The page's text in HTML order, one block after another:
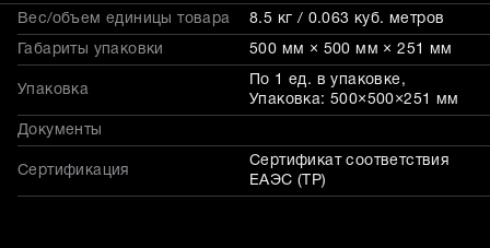
Вес/объем единицы товара 8.5 кг / 0.063 куб. метров
Габариты упаковки 500 мм × 500 мм × 251 мм
Упаковка
По 1 ед. в упаковке,
Упаковка: 500×500×251 мм
Документы
Сертификация
Сертификат соответствия
ЕАЭС (ТР)